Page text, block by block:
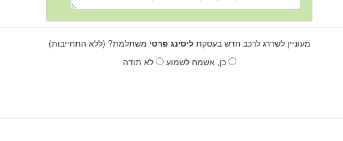
מעוניין לשדרג לרכב חדש בעסקתליסינג פרטי משתלמת? (ללא התחייבות)
כן, אשמח לשמוע
לא תודה